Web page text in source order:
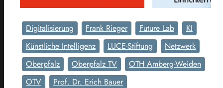
Digitalisierung Frank Rieger Future Lab
KI
Künstliche Intelligenz
LUCE-Stiftung
Netzwerk
Oberpfalz
Oberpfalz TV
OTH Amberg-Weiden
OTV
Prof. Dr. Erich Bauer